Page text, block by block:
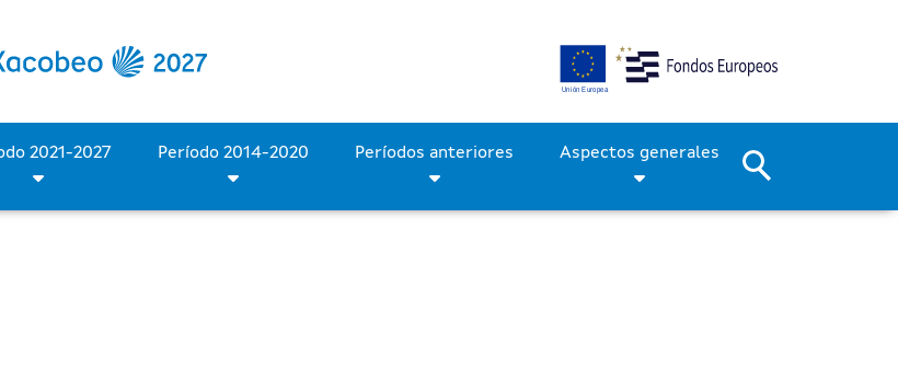
de la ría de Pontevedra con la licitación